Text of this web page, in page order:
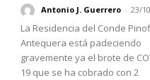
Antonio J. Guerrero - 23/
La Residencia del Conde
Antequera está padeciendo
gravemente ya el brote de
19 que se ha cobrado con 2